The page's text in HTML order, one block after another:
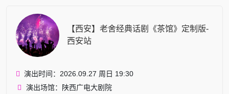
【西安】老舍经典话剧《茶馆》定制版-
西安站
演出时间：2026.09.27 周日 19:30
演出场馆：陕西广电大剧院